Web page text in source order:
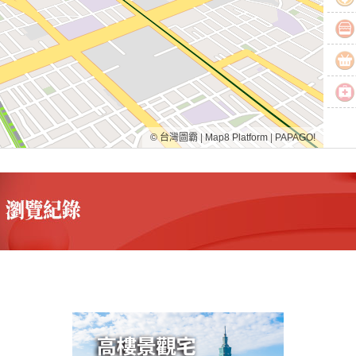
© 台灣圖霸|Map8 Platform | PAPAGO!